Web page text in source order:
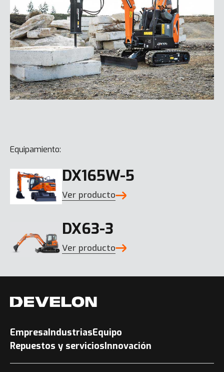
Equipamiento:
DX165W-5
Ver producto
DX63-3
Ver producto
EmpresaIndustriasEquipo
Repuestos y serviciosInnovación